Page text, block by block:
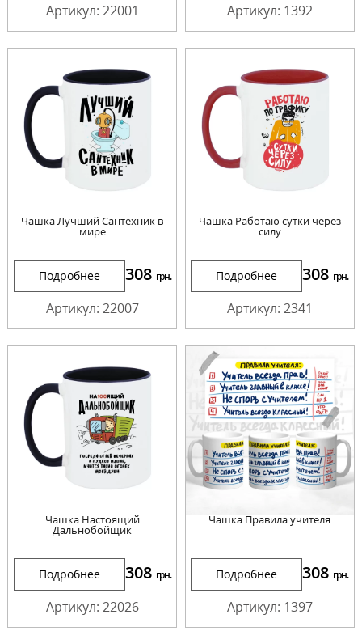
Артикул: 22001 Артикул: 1392
Чашка Лучший Сантехник в
мире
Подробнее 308 грн.
Артикул: 22007
Чашка Работаю сутки через
силу
Подробнее 308 грн.
Артикул: 2341
Чашка Настоящий
Дальнобойщик
Подробнее 308 грн.
Артикул: 22026
Чашка Правила учителя
Подробнее 308 грн.
Артикул: 1397